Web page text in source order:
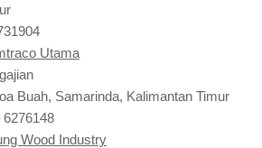
Utama
Buah, Samarinda, Kalimantan Timur
6276148
Wood Industry